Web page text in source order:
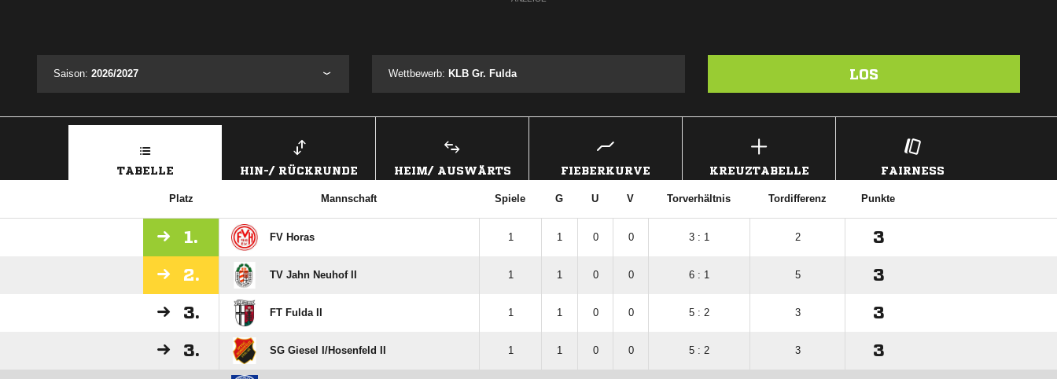
Saison: 2026/2027 Wettbewerb: KLB Gr. Fulda LOS
TABELLE HIN-/ RÜCKRUNDE HEIM/ AUSWÄRTS FIEBERKURVE KREUZTABELLE FAIRNESS
Platz Mannschaft Spiele G U V Torverhältnis Tordifferenz Punkte
1. FV Horas 1 1 0 0 3 : 1 2 3
2. TV Jahn Neuhof II 1 1 0 0 6 : 1 5 3
3. FT Fulda II 1 1 0 0 5 : 2 3 3
3. SG Giesel I/​Hosenfeld II 1 1 0 0 5 : 2 3 3